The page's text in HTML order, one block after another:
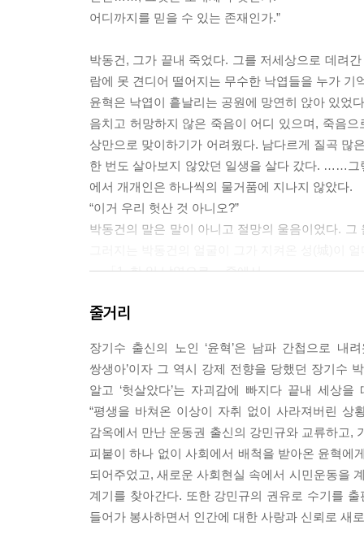
어디까지를 믿을 수 있는 존재인가.”
박동건, 그가 끝내 죽었다. 그를 저세상으로 데려
람에 못 견디어 떨어지는 무수한 낙엽들을 누가
윤혁은 낙엽이 흩날리는 공원에 망연히 앉아 있었
음치고 허망하지 않은 죽음이 어디 있으며, 죽음
상만으로 맞이하기가 어려웠다. 남다르게 질곡 많
한 번도 살아보지 않았던 일생을 살다 갔다. ……그
에서 개개인은 하나씩의 물거품에 지나지 않았다.
“이거 우리 헛산 것 아니오?”
박동건의 말은 말이 아니고 절망의 울음이었다.
--- 「1. 한 잎 낙엽으로」 중에서
차라리 그대로 죽었으면 좋았을 것을……, 문득
급하는 직업이 철학가고 종교인들이겠지만 그 절
하고 절실하게 죽음을 생각한 부류들이 아닐까.
흘 동안에 얻을 수 있었더라면 얼마나 좋았을까 하
세상이란, 아무리 막강한 권력을 휘두르던 사람
리는 파도 거센 바다였다. 생전에 큰 위력을 발휘
가기 마련이었다. 하물며 전향한 장기수 하나쯤
한이었다. 그런 감정의 반복과 교차가 어리석은 것
했었던 자가 겪을 수밖에 없는 비애였다. 분명한
--- 「2. 두 송이 꽃」 중에서
줄거리
장기수 출신의 노인 ‘윤혁’은 남파 간첩으로 내
쌍생아’이자 그 역시 강제 전향을 당했던 장기수
알고 ‘헛살았다’는 자괴감에 빠지다 끝내 세상
“평생을 바쳐온 이상이 자취 없이 사라져버린 상
감옥에서 만난 운동권 출신의 강민규와 교류하고,
피붙이 하나 없이 사회에서 배척을 받아온 윤혁에
되어주었고, 새로운 사회현실 속에서 시민운동을
계기를 찾아간다. 또한 강민규의 권유로 수기를
들어가 봉사하면서 인간에 대한 사랑과 신뢰로 새